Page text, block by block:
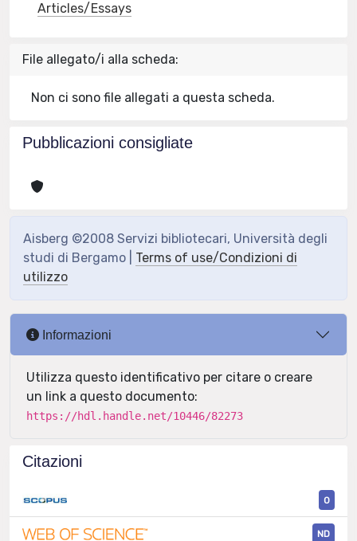
Articles/Essays
File allegato/i alla scheda:
Non ci sono file allegati a questa scheda.
Pubblicazioni consigliate
Aisberg ©2008 Servizi bibliotecari, Università degli
studi di Bergamo | Terms of use/Condizioni di
utilizzo
Informazioni
Utilizza questo identificativo per citare o creare
un link a questo documento:
https://hdl.handle.net/10446/82273
Citazioni
0
ND